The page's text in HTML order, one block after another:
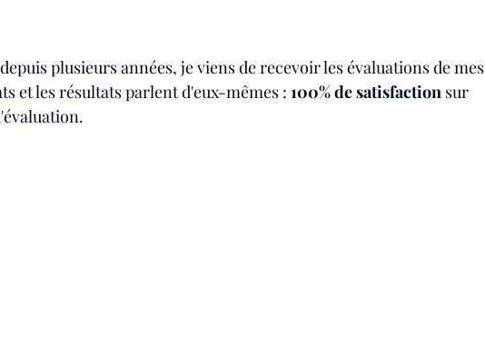
plusieurs années, je viens de recevoir les évaluations de mes
et les résultats parlent d'eux-mêmes : 100% de satisfaction sur